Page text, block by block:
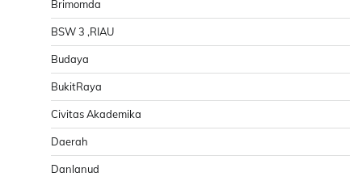
Brimomda
BSW 3 ,RIAU
Budaya
BukitRaya
Civitas Akademika
Daerah
Danlanud